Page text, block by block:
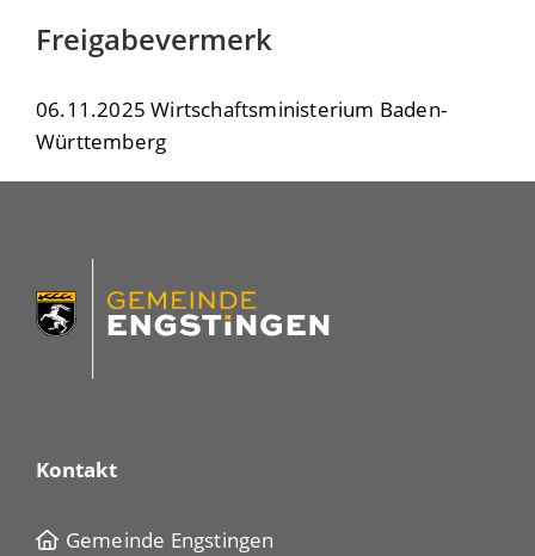
Freigabevermerk
06.11.2025 Wirtschaftsministerium Baden-
Württemberg
Kontakt
Gemeinde Engstingen